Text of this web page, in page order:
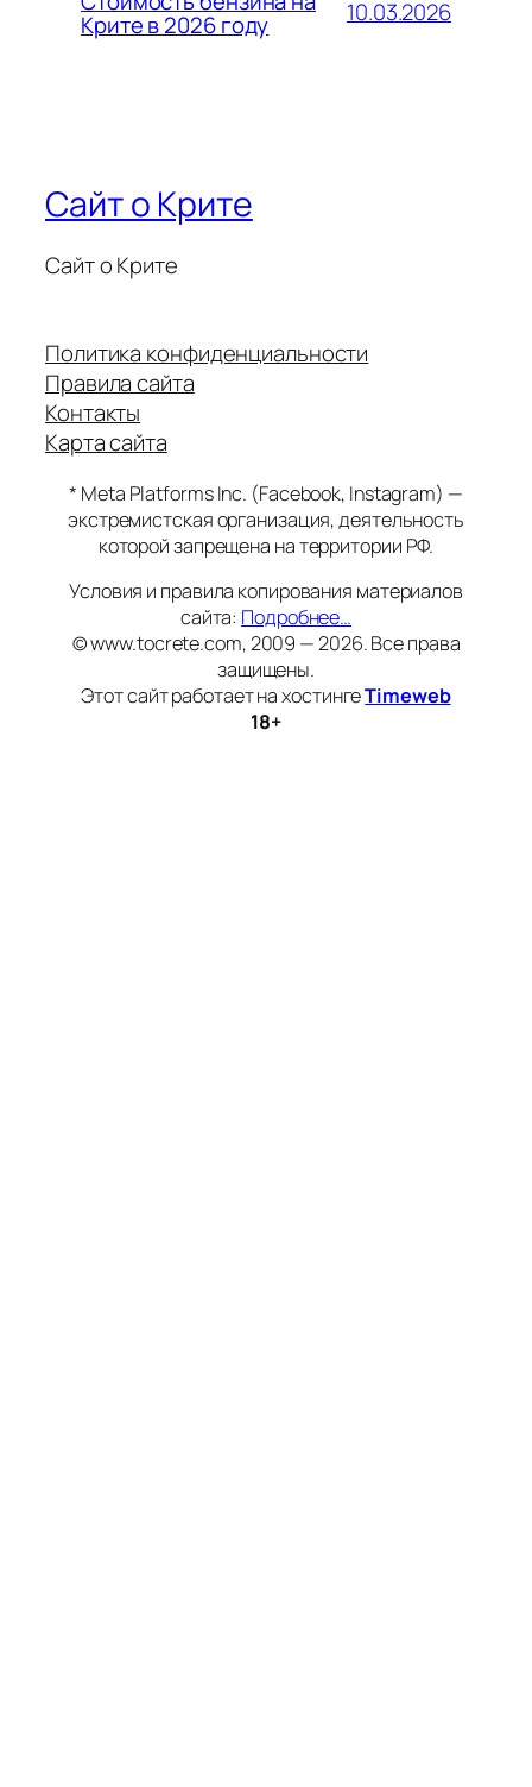
Крите в 2026 году 10.03.2026
Сайт о Крите
Сайт о Крите
Политика конфиденциальности
Правила сайта
Контакты
Карта сайта
* Meta Platforms Inc. (Facebook, Instagram) —
экстремистская организация, деятельность
которой запрещена на территории РФ.
Условия и правила копирования материалов
сайта: Подробнее…
© www.tocrete.com, 2009 — 2026. Все права
защищены.
Этот сайт работает на хостингеTimeweb
18+